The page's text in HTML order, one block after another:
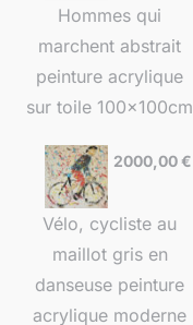
Hommes qui
marchent abstrait
peinture acrylique
sur toile 100x100cm
Vélo, cycliste au
maillot gris en
danseuse peinture
acrylique moderne
2000,00€